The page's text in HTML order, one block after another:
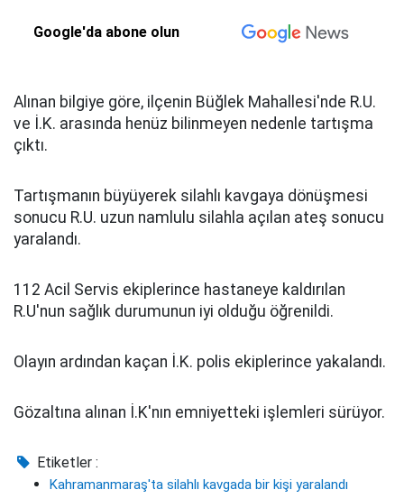
Google'da abone olun
Alınan bilgiye göre, ilçenin Büğlek Mahallesi'nde R.U.
ve İ.K. arasında henüz bilinmeyen nedenle tartışma
çıktı.
Tartışmanın büyüyerek silahlı kavgaya dönüşmesi
sonucu R.U. uzun namlulu silahla açılan ateş sonucu
yaralandı.
112 Acil Servis ekiplerince hastaneye kaldırılan
R.U'nun sağlık durumunun iyi olduğu öğrenildi.
Olayın ardından kaçan İ.K. polis ekiplerince yakalandı.
Gözaltına alınan İ.K'nın emniyetteki işlemleri sürüyor.
Etiketler :
Kahramanmaraş'ta silahlı kavgada bir kişi yaralandı